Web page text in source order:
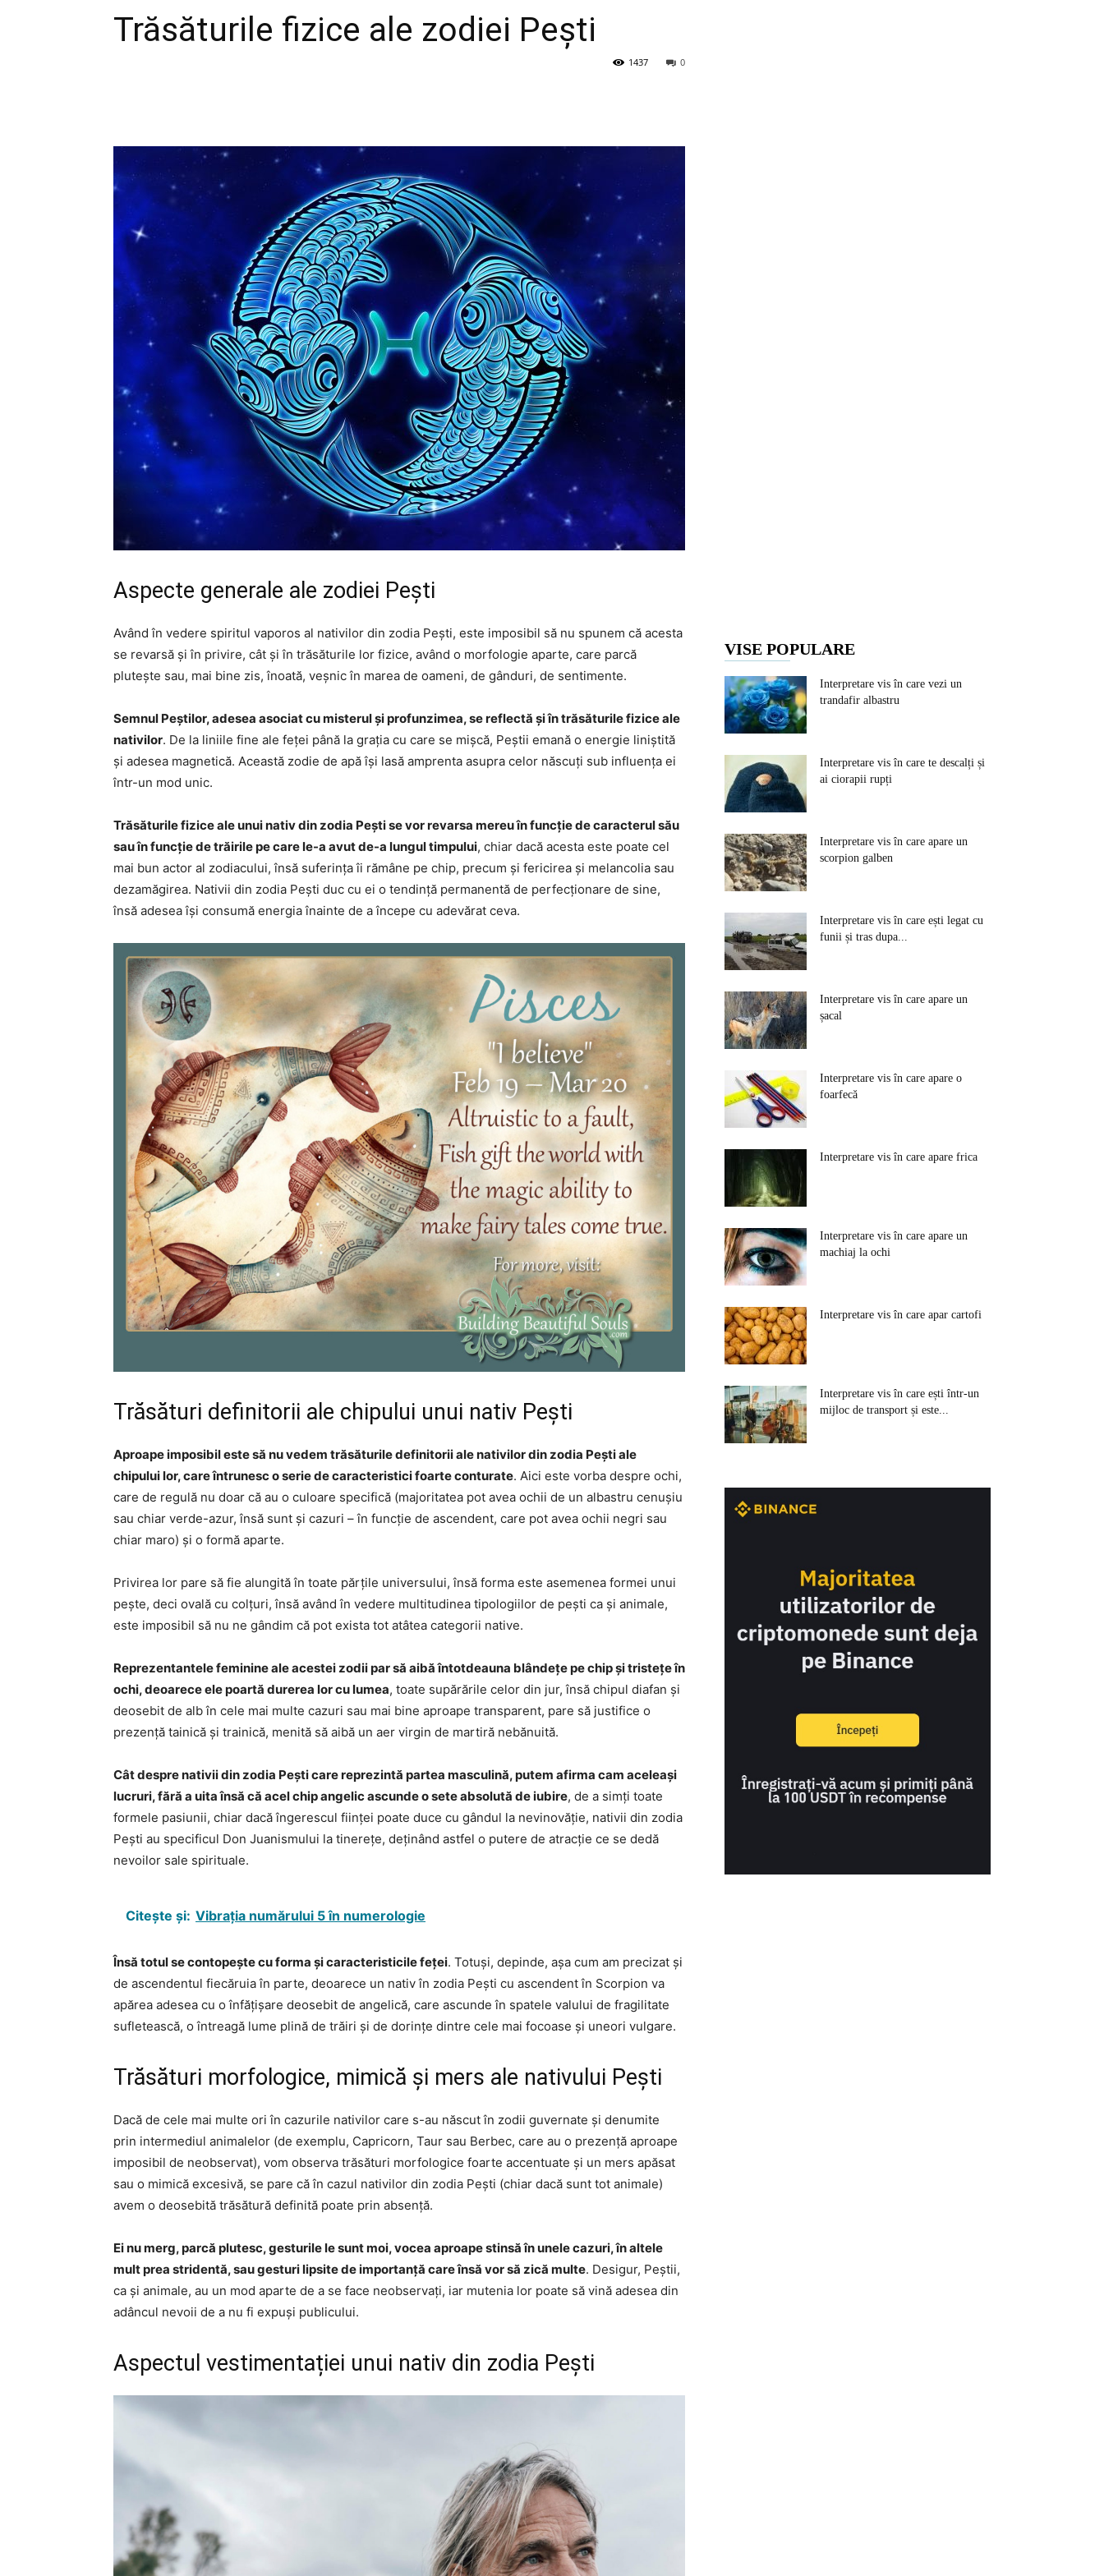
Trăsăturile fizice ale zodiei Pești
0
1437
Aspecte generale ale zodiei Pești
Având în vedere spiritul vaporos al nativilor din zodia Pești, este imposibil să nu spunem că acesta
se revarsă și în privire, cât și în trăsăturile lor fizice, având o morfologie aparte, care parcă
plutește sau, mai bine zis, înoată, veșnic în marea de oameni, de gânduri, de sentimente.
Semnul Peștilor, adesea asociat cu misterul și profunzimea, se reflectă și în trăsăturile fizice ale
nativilor. De la liniile fine ale feței până la grația cu care se mișcă, Peștii emană o energie liniștită
și adesea magnetică. Această zodie de apă își lasă amprenta asupra celor născuți sub influența ei
într-un mod unic.
Trăsăturile fizice ale unui nativ din zodia Pești se vor revarsa mereu în funcție de caracterul său
sau în funcție de trăirile pe care le-a avut de-a lungul timpului, chiar dacă acesta este poate cel
mai bun actor al zodiacului, însă suferința îi rămâne pe chip, precum și fericirea și melancolia sau
dezamăgirea. Nativii din zodia Pești duc cu ei o tendință permanentă de perfecționare de sine,
însă adesea își consumă energia înainte de a începe cu adevărat ceva.
Trăsături definitorii ale chipului unui nativ Pești
Aproape imposibil este să nu vedem trăsăturile definitorii ale nativilor din zodia Pești ale
chipului lor, care întrunesc o serie de caracteristici foarte conturate. Aici este vorba despre ochi,
care de regulă nu doar că au o culoare specifică (majoritatea pot avea ochii de un albastru cenușiu
sau chiar verde-azur, însă sunt și cazuri – în funcție de ascendent, care pot avea ochii negri sau
chiar maro) și o formă aparte.
Privirea lor pare să fie alungită în toate părțile universului, însă forma este asemenea formei unui
pește, deci ovală cu colțuri, însă având în vedere multitudinea tipologiilor de pești ca și animale,
este imposibil să nu ne gândim că pot exista tot atâtea categorii native.
Reprezentantele feminine ale acestei zodii par să aibă întotdeauna blândețe pe chip și tristețe în
ochi, deoarece ele poartă durerea lor cu lumea, toate supărările celor din jur, însă chipul diafan și
deosebit de alb în cele mai multe cazuri sau mai bine aproape transparent, pare să justifice o
prezență tainică și trainică, menită să aibă un aer virgin de martiră nebănuită.
Cât despre nativii din zodia Pești care reprezintă partea masculină, putem afirma cam aceleași
lucruri, fără a uita însă că acel chip angelic ascunde o sete absolută de iubire, de a simți toate
formele pasiunii, chiar dacă îngerescul ființei poate duce cu gândul la nevinovăție, nativii din zodia
Pești au specificul Don Juanismului la tinerețe, deținând astfel o putere de atracție ce se dedă
nevoilor sale spirituale.
Citește și: Vibrația numărului 5 în numerologie
Însă totul se contopește cu forma și caracteristicile feței. Totuși, depinde, așa cum am precizat și
de ascendentul fiecăruia în parte, deoarece un nativ în zodia Pești cu ascendent în Scorpion va
apărea adesea cu o înfățișare deosebit de angelică, care ascunde în spatele valului de fragilitate
sufletească, o întreagă lume plină de trăiri și de dorințe dintre cele mai focoase și uneori vulgare.
Trăsături morfologice, mimică și mers ale nativului Pești
Dacă de cele mai multe ori în cazurile nativilor care s-au născut în zodii guvernate și denumite
prin intermediul animalelor (de exemplu, Capricorn, Taur sau Berbec, care au o prezență aproape
imposibil de neobservat), vom observa trăsături morfologice foarte accentuate și un mers apăsat
sau o mimică excesivă, se pare că în cazul nativilor din zodia Pești (chiar dacă sunt tot animale)
avem o deosebită trăsătură definită poate prin absență.
Ei nu merg, parcă plutesc, gesturile le sunt moi, vocea aproape stinsă în unele cazuri, în altele
mult prea stridentă, sau gesturi lipsite de importanță care însă vor să zică multe. Desigur, Peștii,
ca și animale, au un mod aparte de a se face neobservați, iar mutenia lor poate să vină adesea din
adâncul nevoii de a nu fi expuși publicului.
Aspectul vestimentației unui nativ din zodia Pești
VISE POPULARE
Interpretare vis în care vezi un
trandafir albastru
Interpretare vis în care te descalți și
ai ciorapii rupți
Interpretare vis în care apare un
scorpion galben
Interpretare vis în care ești legat cu
funii și tras dupa...
Interpretare vis în care apare un
șacal
Interpretare vis în care apare o
foarfecă
Interpretare vis în care apare frica
Interpretare vis în care apare un
machiaj la ochi
Interpretare vis în care apar cartofi
Interpretare vis în care ești într-un
mijloc de transport și este...